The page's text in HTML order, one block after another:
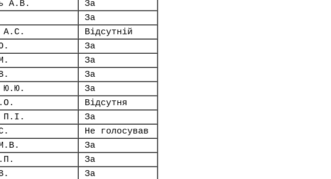
А.В.
За
За
А.С.
Відсутній
За
За
За
Ю.Ю.
За
Відсутня
П.І.
За
Не голосував
За
За
За